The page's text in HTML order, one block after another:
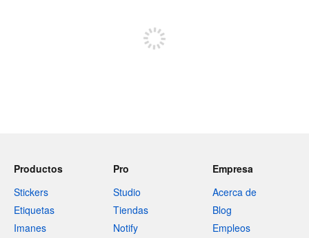
Productos
Stickers
Etiquetas
Imanes
Pro
Studio
Tiendas
Notify
Empresa
Acerca de
Blog
Empleos